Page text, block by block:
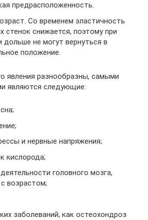
предрасположенность.
Со временем эластичность
стенок снижается, поэтому при
дольше не могут вернуться в
положение.
явления разнообразны, самыми
являются следующие:
и нервные напряжения;
кислорода;
головного мозга,
возрастом;
заболеваний, как остеохондроз